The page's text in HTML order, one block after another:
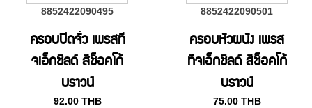
8852422090495
ครอบปิดจั่ว เพรสที
จเอ็กชิลด์ สีช็อคโก้
บราวน์
92.00 THB
8852422090501
ครอบหัวผนัง เพรส
ทีจเอ็กชิลด์ สีช็อคโก้
บราวน์
75.00 THB